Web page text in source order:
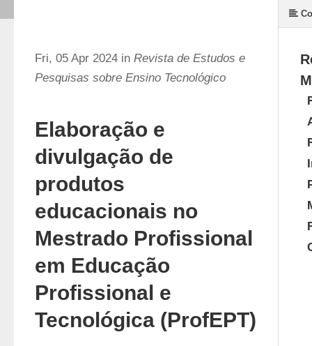
Fri, 05 Apr 2024 in Revista de Estudos e
Pesquisas sobre Ensino Tecnológico
Elaboração e
divulgação de
produtos
educacionais no
Mestrado Profissional
em Educação
Profissional e
Tecnológica (ProfEPT)